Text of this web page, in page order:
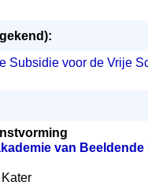
Subsidie voor de Vrije
van